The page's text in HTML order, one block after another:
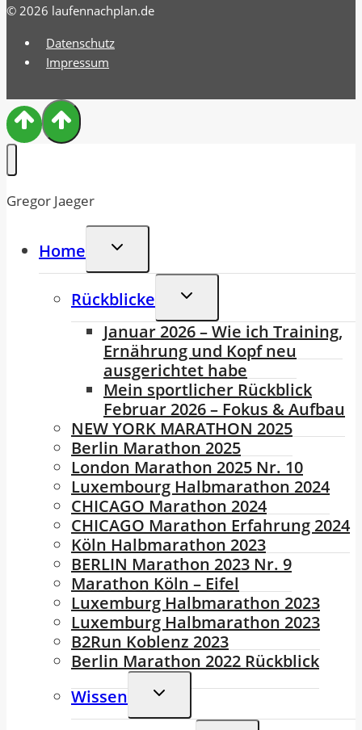
© 2026 laufennachplan.de
Datenschutz
Impressum
Gregor Jaeger
Home
Untermenü
Rückblicke
Untermenü
Januar 2026 – Wie ich Training,
Ernährung und Kopf neu
ausgerichtet habe
Mein sportlicher Rückblick
Februar 2026 – Fokus & Aufbau
NEW YORK MARATHON 2025
Berlin Marathon 2025
London Marathon 2025 Nr. 10
Luxembourg Halbmarathon 2024
CHICAGO Marathon 2024
CHICAGO Marathon Erfahrung 2024
Köln Halbmarathon 2023
BERLIN Marathon 2023 Nr. 9
Marathon Köln – Eifel
Luxemburg Halbmarathon 2023
Luxemburg Halbmarathon 2023
B2Run Koblenz 2023
Berlin Marathon 2022 Rückblick
Wissen
Untermenü